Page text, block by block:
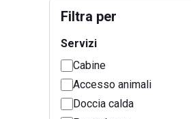
Filtra per
Servizi
Cabine
Accesso animali
Doccia calda